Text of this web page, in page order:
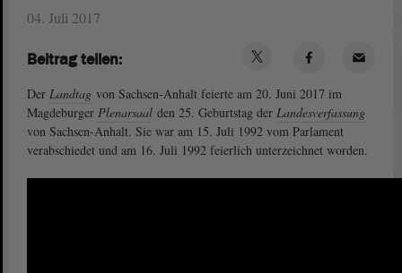
04. Juli 2017
Der Landtag von Sachsen-Anhalt feierte am 20. Juni 2017 im
Magdeburger Plenarsaal den 25. Geburtstag der Landesverfassung
von Sachsen-Anhalt. Sie war am 15. Juli 1992 vom Parlament
verabschiedet und am 16. Juli 1992 feierlich unterzeichnet worden.
Beitrag teilen: